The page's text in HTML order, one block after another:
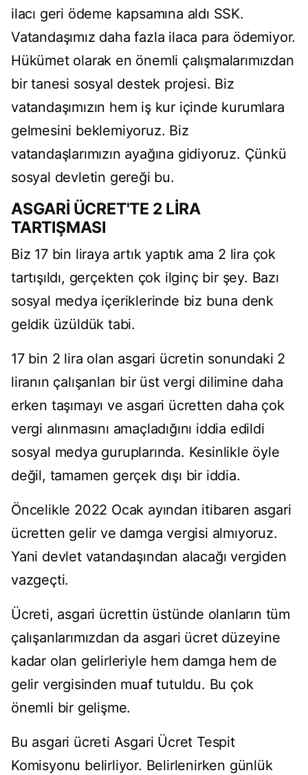
ilacı geri ödeme kapsamına aldı SSK.
Vatandaşımız daha fazla ilaca para ödemiyor.
Hükümet olarak en önemli çalışmalarımızdan
bir tanesi sosyal destek projesi. Biz
vatandaşımızın hem iş kur içinde kurumlara
gelmesini beklemiyoruz. Biz
vatandaşlarımızın ayağına gidiyoruz. Çünkü
sosyal devletin gereği bu.
ASGARİ ÜCRET'TE 2 LİRA
TARTIŞMASI
Biz 17 bin liraya artık yaptık ama 2 lira çok
tartışıldı, gerçekten çok ilginç bir şey. Bazı
sosyal medya içeriklerinde biz buna denk
geldik üzüldük tabi.
17 bin 2 lira olan asgari ücretin sonundaki 2
liranın çalışanları bir üst vergi dilimine daha
erken taşımayı ve asgari ücretten daha çok
vergi alınmasını amaçladığını iddia edildi
sosyal medya guruplarında. Kesinlikle öyle
değil, tamamen gerçek dışı bir iddia.
Öncelikle 2022 Ocak ayından itibaren asgari
ücretten gelir ve damga vergisi almıyoruz.
Yani devlet vatandaşından alacağı vergiden
vazgeçti.
Ücreti, asgari ücrettin üstünde olanların tüm
çalışanlarımızdan da asgari ücret düzeyine
kadar olan gelirleriyle hem damga hem de
gelir vergisinden muaf tutuldu. Bu çok
önemli bir gelişme.
Bu asgari ücreti Asgari Ücret Tespit
Komisyonu belirliyor. Belirlenirken günlük